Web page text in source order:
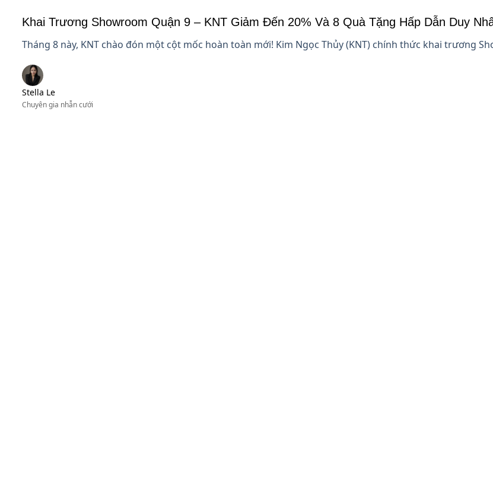
Khai Trương Showroom Quận 9 – KNT Giảm Đến 20% Và 8 Quà Tặng Hấp Dẫn Duy
Tháng 8 này, KNT chào đón một cột mốc hoàn toàn mới! Kim Ngọc Thủy (KNT) chính thức khai trương
Stella Le
Chuyên gia nhẫn cưới